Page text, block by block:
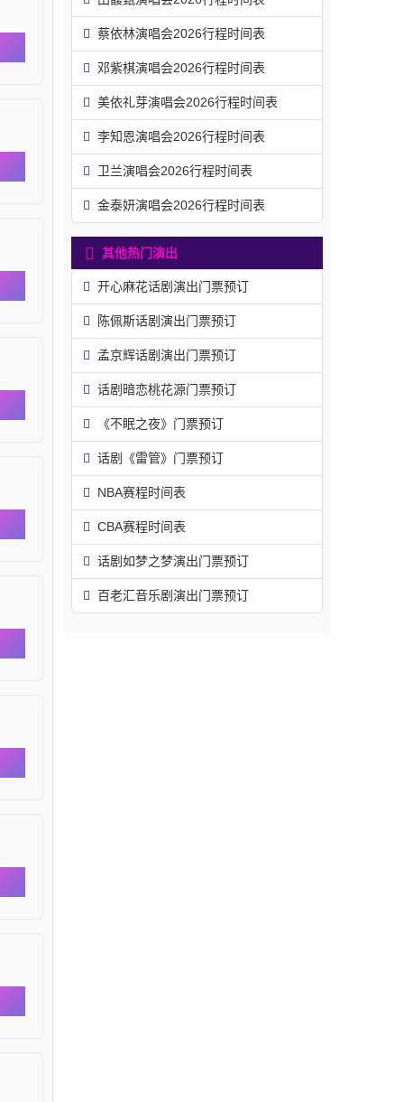
蔡依林演唱会2026行程时间表
邓紫棋演唱会2026行程时间表
美依礼芽演唱会2026行程时间表
李知恩演唱会2026行程时间表
卫兰演唱会2026行程时间表
金泰妍演唱会2026行程时间表
其他热门演出
开心麻花话剧演出门票预订
陈佩斯话剧演出门票预订
孟京辉话剧演出门票预订
话剧暗恋桃花源门票预订
《不眠之夜》门票预订
话剧《雷管》门票预订
NBA赛程时间表
CBA赛程时间表
话剧如梦之梦演出门票预订
百老汇音乐剧演出门票预订